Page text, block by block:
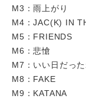
M3：雨上がり
M4：JAC(K) IN
M5：FRIENDS
M6：悲愴
M7：いい日だった
M8：FAKE
M9：KATANA